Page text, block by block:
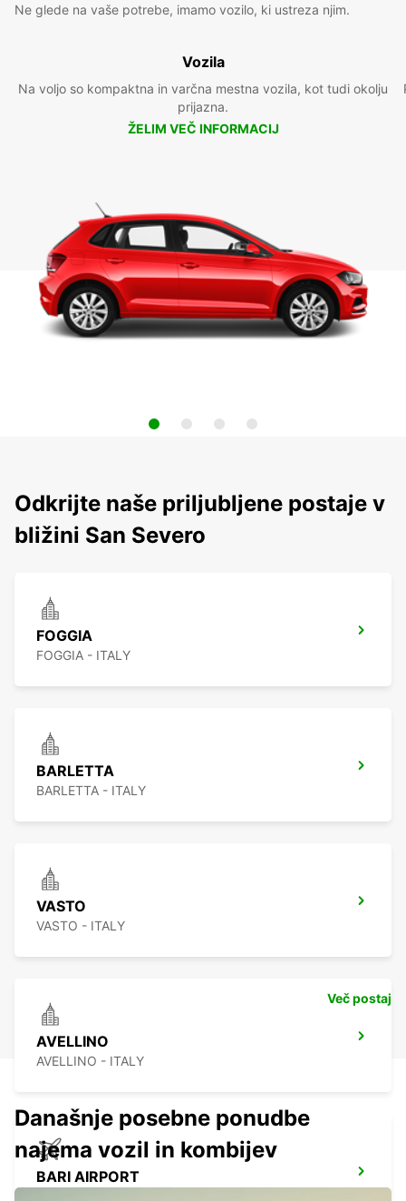
Ne glede na vaše potrebe, imamo vozilo, ki ustreza njim.
Vozila
Na voljo so kompaktna in varčna mestna vozila, kot tudi okolju
prijazna.
ŽELIM VEČ INFORMACIJ
Odkrijte naše priljubljene postaje v
bližini San Severo
FOGGIA
FOGGIA - ITALY
BARLETTA
BARLETTA - ITALY
VASTO
VASTO - ITALY
AVELLINO
AVELLINO - ITALY
BARI AIRPORT
Več postaj
Današnje posebne ponudbe
najema vozil in kombijev